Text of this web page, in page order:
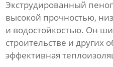
Непрерывная линия по
производству
стеклопластиковых труб
Оборудование для
непрерывной намотки труб с
Экструдированный
высокой прочностью,
и водостойкостью. Он
строительстве и других
эффективная